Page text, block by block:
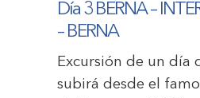
Día 3 BERNA –
– BERNA
Excursión de un día
subirá desde el